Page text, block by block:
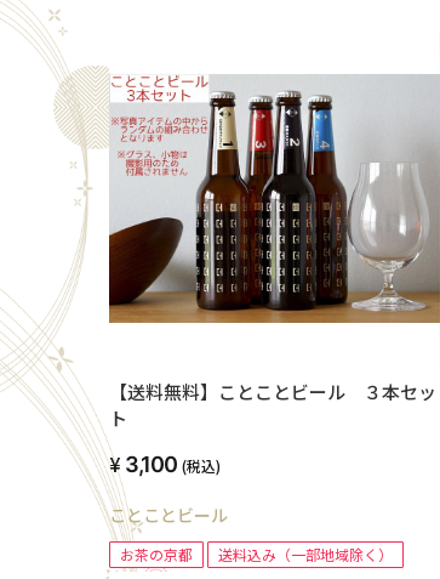
【送料無料】ことことビール ３本セッ
ト
3,100 (税込)
ことことビール
お茶の京都 送料込み（一部地域除く）